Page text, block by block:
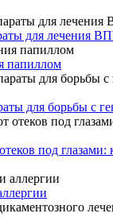
для лечения
папиллом
для борьбы с
под глазами: